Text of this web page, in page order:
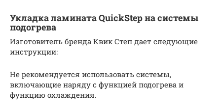
Укладка ламината QuickStep на системы
подогрева
Изготовитель бренда Квик Степ дает следующие
инструкции:
Не рекомендуется использовать системы,
включающие наряду с функцией подогрева и
функцию охлаждения.